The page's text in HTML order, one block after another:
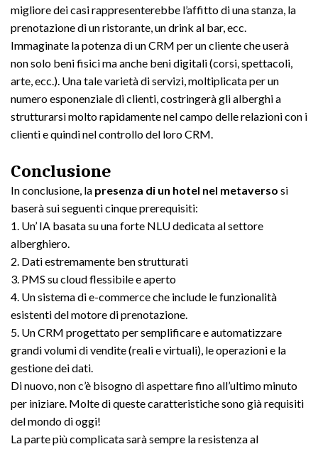
migliore dei casi rappresenterebbe l’affitto di una stanza, la
prenotazione di un ristorante, un drink al bar, ecc.
Immaginate la potenza di un CRM per un cliente che userà
non solo beni fisici ma anche beni digitali (corsi, spettacoli,
arte, ecc.). Una tale varietà di servizi, moltiplicata per un
numero esponenziale di clienti, costringerà gli alberghi a
strutturarsi molto rapidamente nel campo delle relazioni con i
clienti e quindi nel controllo del loro CRM.
Conclusione
In conclusione, la presenza di un hotel nel metaverso si
baserà sui seguenti cinque prerequisiti:
1. Un’ IA basata su una forte NLU dedicata al settore
alberghiero.
2. Dati estremamente ben strutturati
3. PMS su cloud flessibile e aperto
4. Un sistema di e-commerce che include le funzionalità
esistenti del motore di prenotazione.
5. Un CRM progettato per semplificare e automatizzare
grandi volumi di vendite (reali e virtuali), le operazioni e la
gestione dei dati.
Di nuovo, non c’è bisogno di aspettare fino all’ultimo minuto
per iniziare. Molte di queste caratteristiche sono già requisiti
del mondo di oggi!
La parte più complicata sarà sempre la resistenza al